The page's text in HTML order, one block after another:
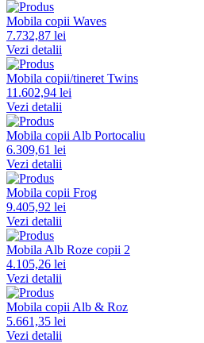
Mobila copii Waves
7.732,87 lei
Vezi detalii
Mobila copii/tineret Twins
11.602,94 lei
Vezi detalii
Mobila copii Alb Portocaliu
6.309,61 lei
Vezi detalii
Mobila copii Frog
9.405,92 lei
Vezi detalii
Mobila Alb Roze copii 2
4.105,26 lei
Vezi detalii
Mobila copii Alb & Roz
5.661,35 lei
Vezi detalii